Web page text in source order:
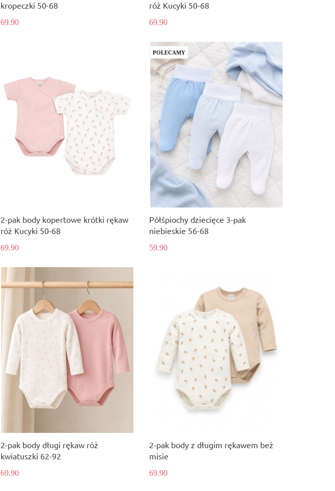
kropeczki 50-68
69.90
róż Kucyki 50-68
69.90
2-pak body kopertowe krótki rękaw
róż Kucyki 50-68
69.90
POLECAMY
Półśpiochy dziecięce 3-pak
niebieskie 56-68
59.90
2-pak body długi rękaw róż
kwiatuszki 62-92
69.90
2-pak body z długim rękawem beż
misie
69.90